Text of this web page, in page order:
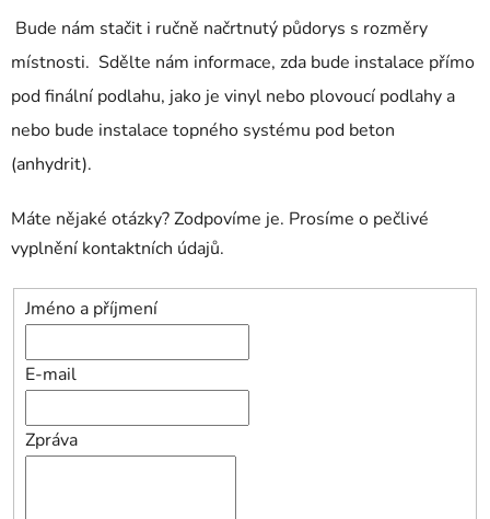
Bude nám stačit i ručně načrtnutý půdorys s rozměry
místnosti. Sdělte nám informace, zda bude instalace přímo
pod finální podlahu, jako je vinyl nebo plovoucí podlahy a
nebo bude instalace topného systému pod beton
(anhydrit).
Máte nějaké otázky? Zodpovíme je. Prosíme o pečlivé
vyplnění kontaktních údajů.
Jméno a příjmení
E-mail
Zpráva